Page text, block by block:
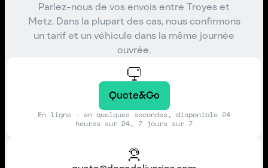
Parlez-nous de vos envois entre Troyes et
Metz. Dans la plupart des cas, nous confirmons
un tarif et un véhicule dans la même journée
ouvrée.
Quote&Go
En ligne - en quelques secondes, disponible 24
heures sur 24, 7 jours sur 7